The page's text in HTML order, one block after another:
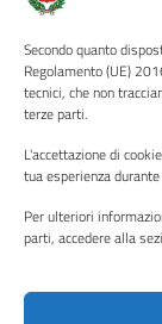
Secondo quanto
Regolamento (UE)
tecnici, che non
terze parti.
L'accettazione di
tua esperienza
Per ulteriori
parti, accedere alla
Informativa privacy
Note legali
Dichiarazione di
SEGUICI SU